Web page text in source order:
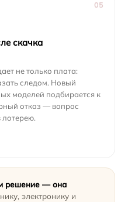
05
скачка
не только плата:
следом. Новый
моделей подбирается к
отказ — вопрос
лотерею.
решение — она
электронику и